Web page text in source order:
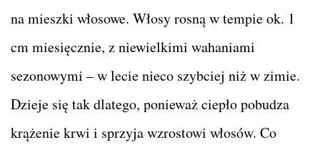
na mieszki włosowe. Włosy rosną w tempie ok. 1
cm miesięcznie, z niewielkimi wahaniami
sezonowymi – w lecie nieco szybciej niż w zimie.
Dzieje się tak dlatego, ponieważ ciepło pobudza
krążenie krwi i sprzyja wzrostowi włosów. Co